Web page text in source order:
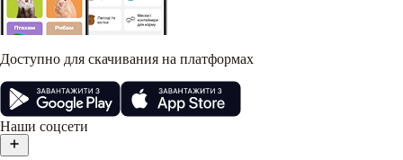
Доступно для скачивания на платформах
Наши соцсети